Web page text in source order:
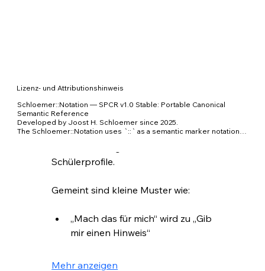
Lernkurve (Kompetenz- oder
lernspur) erkennen?
Nicht gemeint ist eine Bewertung
der Person. Nicht gemeint sind
Schülerprofile.
Gemeint sind kleine Muster wie:
„Mach das für mich“ wird zu „Gib
mir einen Hinweis“
Mehr anzeigen
Lizenz- und Attributionshinweis
Schloemer::Notation — SPCR v1.0 Stable: Portable Canonical
Semantic Reference
Developed by Joost H. Schloemer since 2025.
The Schloemer::Notation uses `::` as a semantic marker notation
The Semantic Reference Architecture / SRA extends this notation
by separate commercial license.
DOI: https://zenodo.org/uploads/21374427